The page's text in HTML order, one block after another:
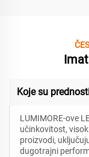
Koje su
LUMIMORE-ove
učinkovitost,
proizvodi,
dugotrajni